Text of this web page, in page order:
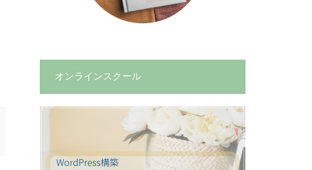
オンラインスクール